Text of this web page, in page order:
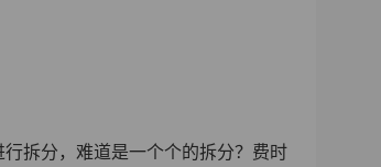
拆分，难道是一个个的拆分？费时